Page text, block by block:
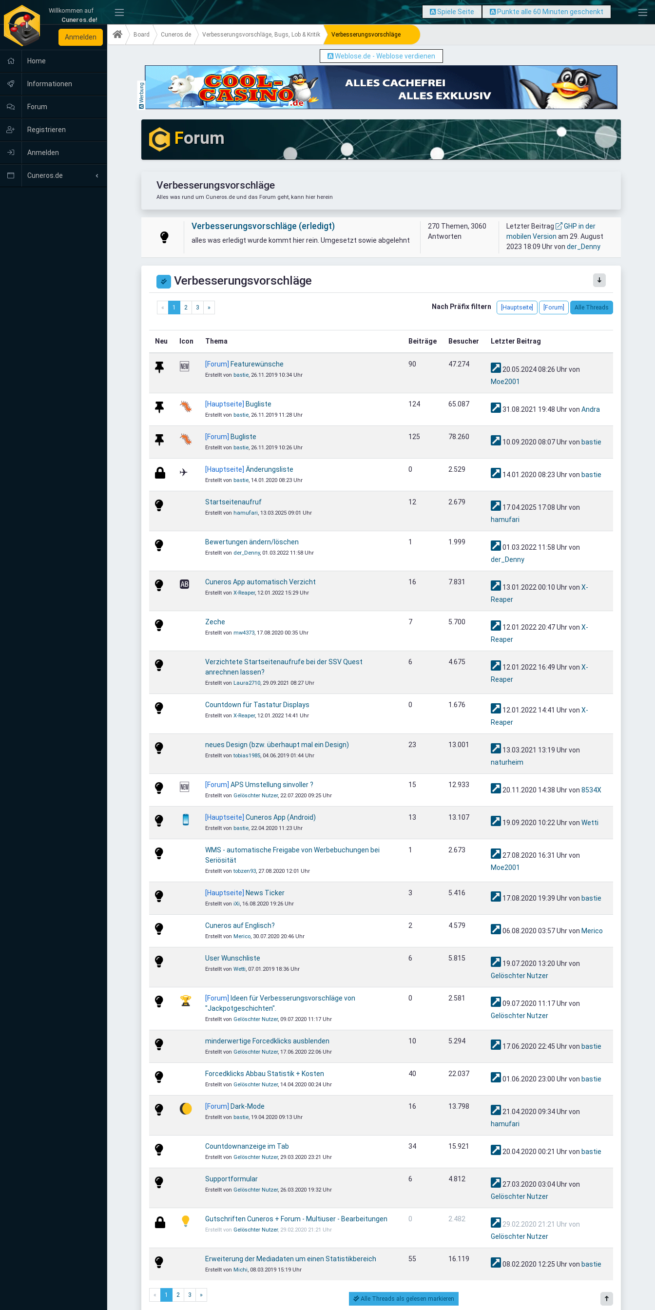
Willkommen auf
Cuneros.de!
- Spiele Seite Punkte alle 60 Minuten geschenkt
Anmelden
Home
Informationen
Forum
Registrieren
Anmelden
Cuneros.de
Board Cuneros.de Verbesserungsvorschläge, Bugs, Lob & Kritik Verbesserungsvorschläge
Weblose.de - Weblose verdienen
Werbung
Forum
Verbesserungsvorschläge
Alles was rund um Cuneros.de und das Forum geht, kann hier herein
Verbesserungsvorschläge (erledigt)
alles was erledigt wurde kommt hier rein. Umgesetzt sowie abgelehnt
270 Themen, 3060
Antworten
Letzter Beitrag
GHP in der
mobilen Version am 29. August
2023 18:09 Uhr vonder_Denny
Verbesserungsvorschläge
« 1 2 3 » Nach Präfix filtern [Hauptseite] [Forum] Alle Threads
Neu Icon Thema Beiträge Besucher Letzter Beitrag
🆕 [Forum] Featurewünsche
Erstellt von bastie, 26.11.2019 10:34 Uhr
90 47.274
20.05.2024 08:26 Uhr von
Moe2001
🐛 [Hauptseite] Bugliste
Erstellt von bastie, 26.11.2019 11:28 Uhr
124 65.087
31.08.2021 19:48 Uhr von Andra
🐛 [Forum] Bugliste
Erstellt von bastie, 26.11.2019 10:26 Uhr
125 78.260
10.09.2020 08:07 Uhr von bastie
✈️ [Hauptseite] Änderungsliste
Erstellt von bastie, 14.01.2020 08:23 Uhr
0 2.529
14.01.2020 08:23 Uhr von bastie
Startseitenaufruf
Erstellt von hamufari , 13.03.2025 09:01 Uhr
12 2.679
17.04.2025 17:08 Uhr von
hamufari
Bewertungen ändern/löschen
Erstellt von der_Denny, 01.03.2022 11:58 Uhr
1 1.999
01.03.2022 11:58 Uhr von
der_Denny
🆎 Cuneros App automatisch Verzicht
Erstellt von X-Reaper, 12.01.2022 15:29 Uhr
16 7.831
13.01.2022 00:10 Uhr von X-
Reaper
Zeche
Erstellt von mw4373, 17.08.2020 00:35 Uhr
7 5.700
12.01.2022 20:47 Uhr von X-
Reaper
Verzichtete Startseitenaufrufe bei der SSV Quest
anrechnen lassen?
Erstellt von Laura2710, 29.09.2021 08:27 Uhr
6 4.675
12.01.2022 16:49 Uhr von X-
Reaper
Countdown für Tastatur Displays
Erstellt von X-Reaper, 12.01.2022 14:41 Uhr
0 1.676
12.01.2022 14:41 Uhr von X-
Reaper
neues Design (bzw. überhaupt mal ein Design)
Erstellt vontobias1985, 04.06.2019 01:44 Uhr
23 13.001
13.03.2021 13:19 Uhr von
naturheim
🆕 [Forum] APS Umstellung sinvoller ?
Erstellt von Gelöschter Nutzer, 22.07.2020 09:25 Uhr
15 12.933
20.11.2020 14:38 Uhr von 8534X
📱 [Hauptseite] Cuneros App (Android)
Erstellt von bastie, 22.04.2020 11:23 Uhr
13 13.107
19.09.2020 10:22 Uhr von Wetti
WMS - automatische Freigabe von Werbebuchungen bei
Seriösität
Erstellt vontobzen93, 27.08.2020 12:01 Uhr
1 2.673
27.08.2020 16:31 Uhr von
Moe2001
[Hauptseite] News Ticker
Erstellt von iXi , 16.08.2020 19:26 Uhr
3 5.416
17.08.2020 19:39 Uhr von bastie
Cuneros auf Englisch?
Erstellt von Merico, 30.07.2020 20:46 Uhr
2 4.579
06.08.2020 03:57 Uhr von Merico
User Wunschliste
Erstellt von Wetti , 07.01.2019 18:36 Uhr
6 5.815
19.07.2020 13:20 Uhr von
Gelöschter Nutzer
🏆 [Forum] Ideen für Verbesserungsvorschläge von
"Jackpotgeschichten".
Erstellt von Gelöschter Nutzer, 09.07.2020 11:17 Uhr
0 2.581
09.07.2020 11:17 Uhr von
Gelöschter Nutzer
minderwertige Forcedklicks ausblenden
Erstellt von Gelöschter Nutzer, 17.06.2020 22:06 Uhr
10 5.294
17.06.2020 22:45 Uhr von bastie
Forcedklicks Abbau Statistik + Kosten
Erstellt von Gelöschter Nutzer, 14.04.2020 00:24 Uhr
40 22.037
01.06.2020 23:00 Uhr von bastie
🌔 [Forum] Dark-Mode
Erstellt von bastie, 19.04.2020 09:13 Uhr
16 13.798
21.04.2020 09:34 Uhr von
hamufari
Countdownanzeige im Tab
Erstellt von Gelöschter Nutzer, 29.03.2020 23:21 Uhr
34 15.921
20.04.2020 00:21 Uhr von bastie
Supportformular
Erstellt von Gelöschter Nutzer, 26.03.2020 19:32 Uhr
6 4.812
27.03.2020 03:04 Uhr von
Gelöschter Nutzer
💡 Gutschriften Cuneros + Forum - Multiuser - Bearbeitungen
Erstellt von Gelöschter Nutzer, 29.02.2020 21:21 Uhr
0 2.482
29.02.2020 21:21 Uhr von
Gelöschter Nutzer
Erweiterung der Mediadaten um einen Statistikbereich
Erstellt von Michi , 08.03.2019 15:19 Uhr
55 16.119
08.02.2020 12:25 Uhr von bastie
« 1 2 3 »
Alle Threads als gelesen markieren